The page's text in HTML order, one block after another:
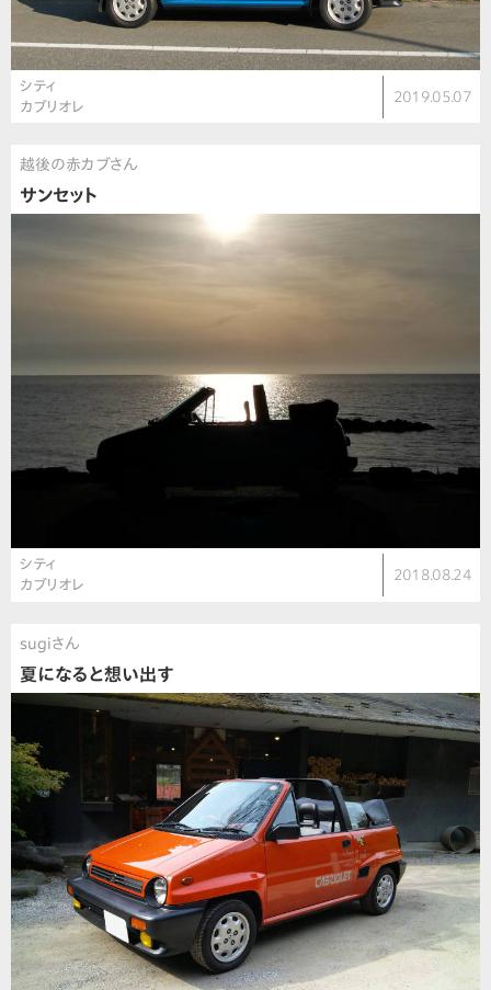
シティ
カブリオレ
2019.05.07
越後の赤カブさん
サンセット
シティ
カブリオレ
2018.08.24
sugiさん
夏になると想い出す